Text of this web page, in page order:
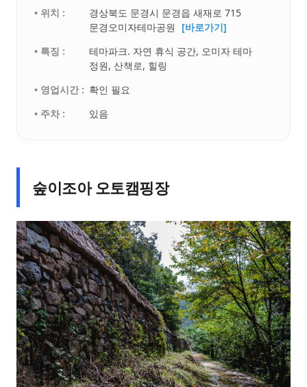
• 위치 :
경상북도 문경시 문경읍 새재로 715
문경오미자테마공원
[바로가기]
• 특징 :
테마파크. 자연 휴식 공간, 오미자 테마
정원, 산책로, 힐링
• 영업시간 : 확인 필요
• 주차 :
있음
숲이조아 오토캠핑장